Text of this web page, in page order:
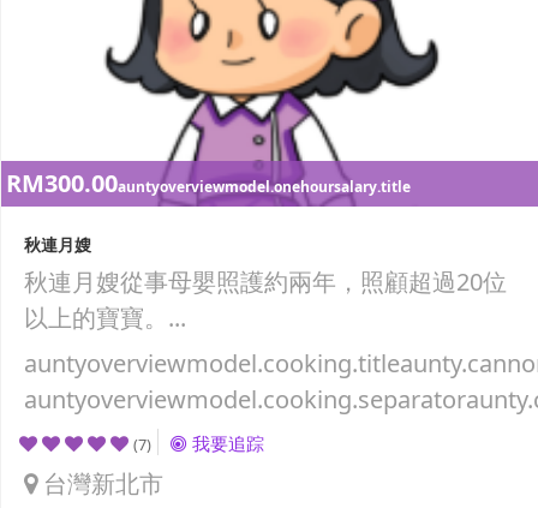
RM300.00auntyoverviewmodel.onehoursalary.title
秋連月嫂
秋連月嫂從事母嬰照護約兩年，照顧超過20位
以上的寶寶。...
(7) 我要追踪
台灣新北市